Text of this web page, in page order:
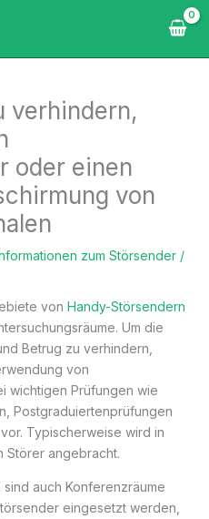
verhindern,
oder einen
von
zum Störsender/
von Handy-Störsendern
Um die
Betrug zu verhindern,
von
wichtigen Prüfungen wie
Postgraduiertenprüfungen
Typischerweise wird in
Störer angebracht.
auch Konferenzräume
eingesetzt werden,